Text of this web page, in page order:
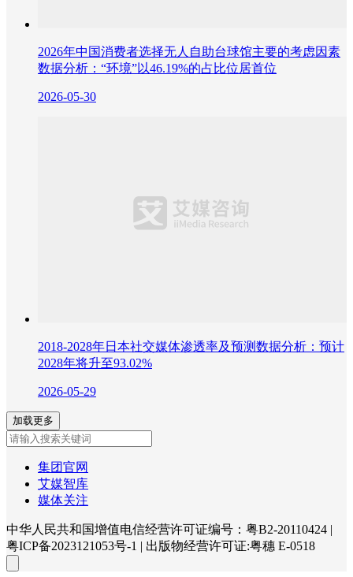
2026年中国消费者选择无人自助台球馆主要的考虑因素
数据分析：“环境”以46.19%的占比位居首位
2026-05-30
2018-2028年日本社交媒体渗透率及预测数据分析：预计
2028年将升至93.02%
2026-05-29
加载更多
集团官网
艾媒智库
媒体关注
中华人民共和国增值电信经营许可证编号：粤B2-20110424 |
粤ICP备2023121053号-1 | 出版物经营许可证:粤穗 E-0518